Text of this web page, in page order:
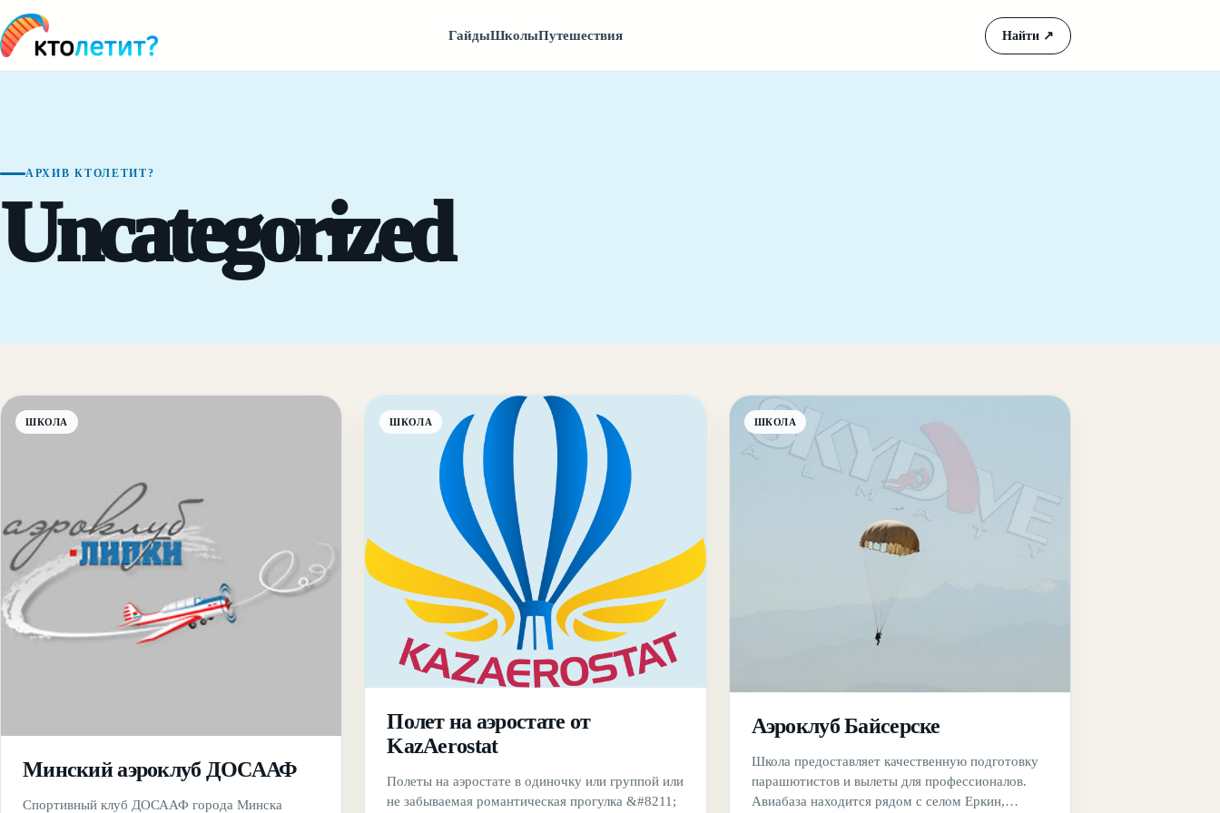
ГайдыШколыПутешествия Найти ↗
АРХИВ КТОЛЕТИТ?
Uncategorized
ШКОЛА
Минский аэроклуб ДОСААФ
Спортивный клуб ДОСААФ города Минска
ШКОЛА
Полет на аэростате от
KazAerostat
Полеты на аэростате в одиночку или группой или
не забываемая романтическая прогулка &#8211;
ШКОЛА
Аэроклуб Байсерске
Школа предоставляет качественную подготовку
парашютистов и вылеты для профессионалов.
Авиабаза находится рядом с селом Еркин,